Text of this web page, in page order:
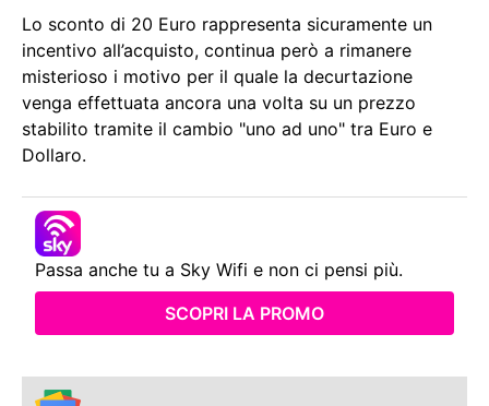
Lo sconto di 20 Euro rappresenta sicuramente un
incentivo all’acquisto, continua però a rimanere
misterioso i motivo per il quale la decurtazione
venga effettuata ancora una volta su un prezzo
stabilito tramite il cambio "uno ad uno" tra Euro e
Dollaro.
Passa anche tu a Sky Wifi e non ci pensi più.
SCOPRI LA PROMO